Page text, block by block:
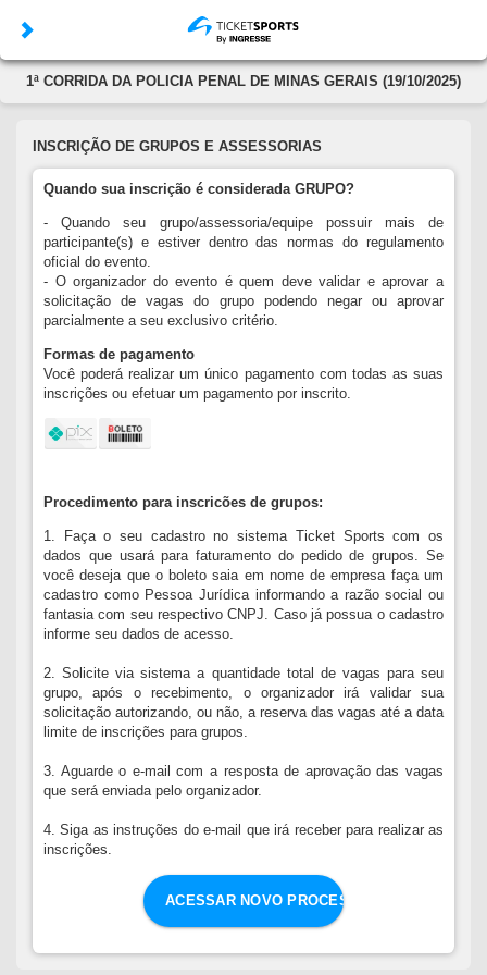
1ª CORRIDA DA POLICIA PENAL DE MINAS GERAIS (19/10/2025)
INSCRIÇÃO DE GRUPOS E ASSESSORIAS
Quando sua inscrição é considerada GRUPO?
- Quando seu grupo/assessoria/equipe possuir mais de
participante(s) e estiver dentro das normas do regulamento
oficial do evento.
- O organizador do evento é quem deve validar e aprovar a
solicitação de vagas do grupo podendo negar ou aprovar
parcialmente a seu exclusivo critério.
Formas de pagamento
Você poderá realizar um único pagamento com todas as suas
inscrições ou efetuar um pagamento por inscrito.
Procedimento para inscricões de grupos:
1. Faça o seu cadastro no sistema Ticket Sports com os
dados que usará para faturamento do pedido de grupos. Se
você deseja que o boleto saia em nome de empresa faça um
cadastro como Pessoa Jurídica informando a razão social ou
fantasia com seu respectivo CNPJ. Caso já possua o cadastro
informe seu dados de acesso.
2. Solicite via sistema a quantidade total de vagas para seu
grupo, após o recebimento, o organizador irá validar sua
solicitação autorizando, ou não, a reserva das vagas até a data
limite de inscrições para grupos.
3. Aguarde o e-mail com a resposta de aprovação das vagas
que será enviada pelo organizador.
4. Siga as instruções do e-mail que irá receber para realizar as
inscrições.
ACESSAR NOVO PROCESSO DE GRUPOS